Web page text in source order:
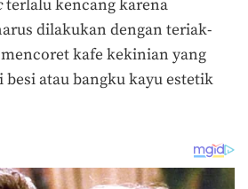
terlalu kencang karena
dilakukan dengan teriak-
kafe kekinian yang
atau bangku kayu estetik